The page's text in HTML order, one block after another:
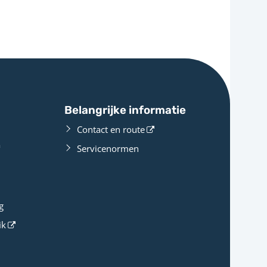
Belangrijke informatie
Contact en route
Servicenormen